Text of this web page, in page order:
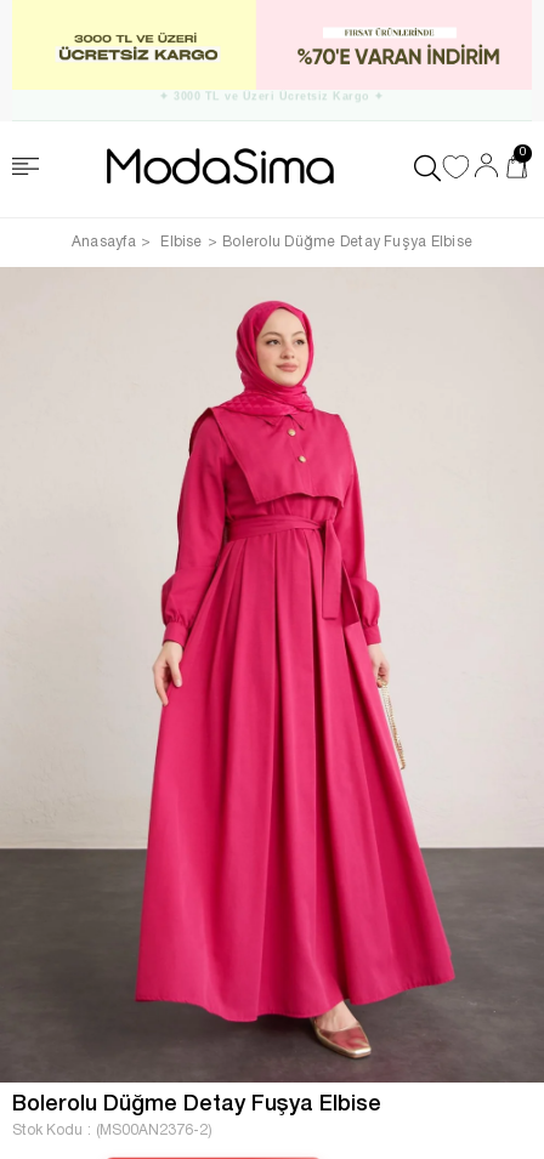
Kampanyası ✦
0
Anasayfa Elbise Bolerolu Düğme Detay Fuşya Elbise
Bolerolu Düğme Detay Fuşya Elbise
Stok Kodu (MS00AN2376-2)